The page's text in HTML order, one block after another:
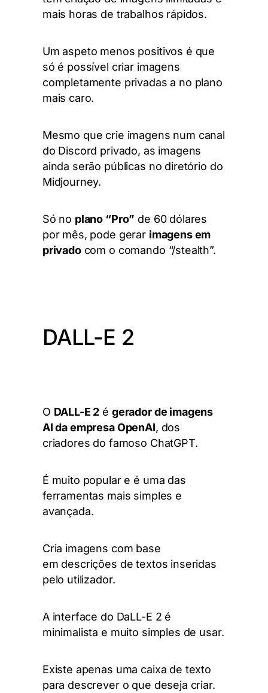
mais horas de trabalhos rápidos.
Um aspeto menos positivos é que
só é possível criar imagens
completamente privadas a no plano
mais caro.
Mesmo que crie imagens num canal
do Discord privado, as imagens
ainda serão públicas no diretório do
Midjourney.
Só no plano “Pro” de 60 dólares
por mês, pode gerar imagens em
privadocom o comando “/stealth”.
DALL-E 2
O DALL-E 2 é gerador de imagens
AI da empresa OpenAI, dos
criadores do famoso ChatGPT.
É muito popular e é uma das
ferramentas mais simples e
avançada.
Cria imagens com base
em descrições detextos inseridas
pelo utilizador.
A interface do DaLL-E 2 é
minimalista e muito simples de usar.
Existe apenas uma caixa de texto
para descrever o que deseja criar.